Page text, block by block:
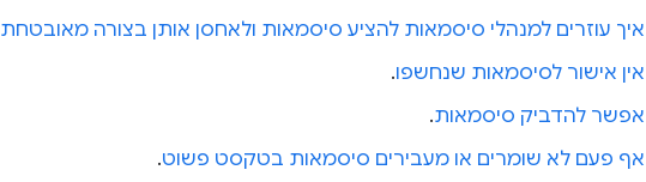
איך עוזרים למנהלי סיסמאות להציע סיסמאות ולאחסן אותן בצורה מאובטחת
אין אישור לסיסמאות שנחשפו.
אפשר להדביק סיסמאות.
אף פעם לא שומרים או מעבירים סיסמאות בטקסט פשוט.